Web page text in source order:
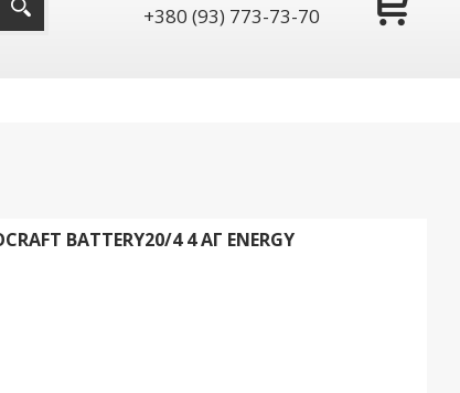
+380 (93) 773-73-70
BATTERY20/4 4 АГ ENERGY